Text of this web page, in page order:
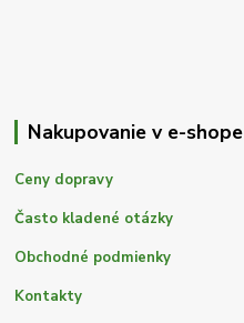
Nakupovanie v e-shope
Ceny dopravy
Často kladené otázky
Obchodné podmienky
Kontakty